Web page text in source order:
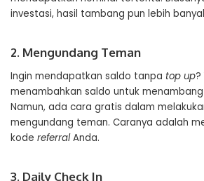
investasi, hasil tambang pun lebih
2. Mengundang Teman
Ingin mendapatkan saldo tanpa top up?
menambahkan saldo untuk
Namun, ada cara gratis dalam
mengundang teman. Caranya adalah
kode referralAnda.
3. Daily Check In